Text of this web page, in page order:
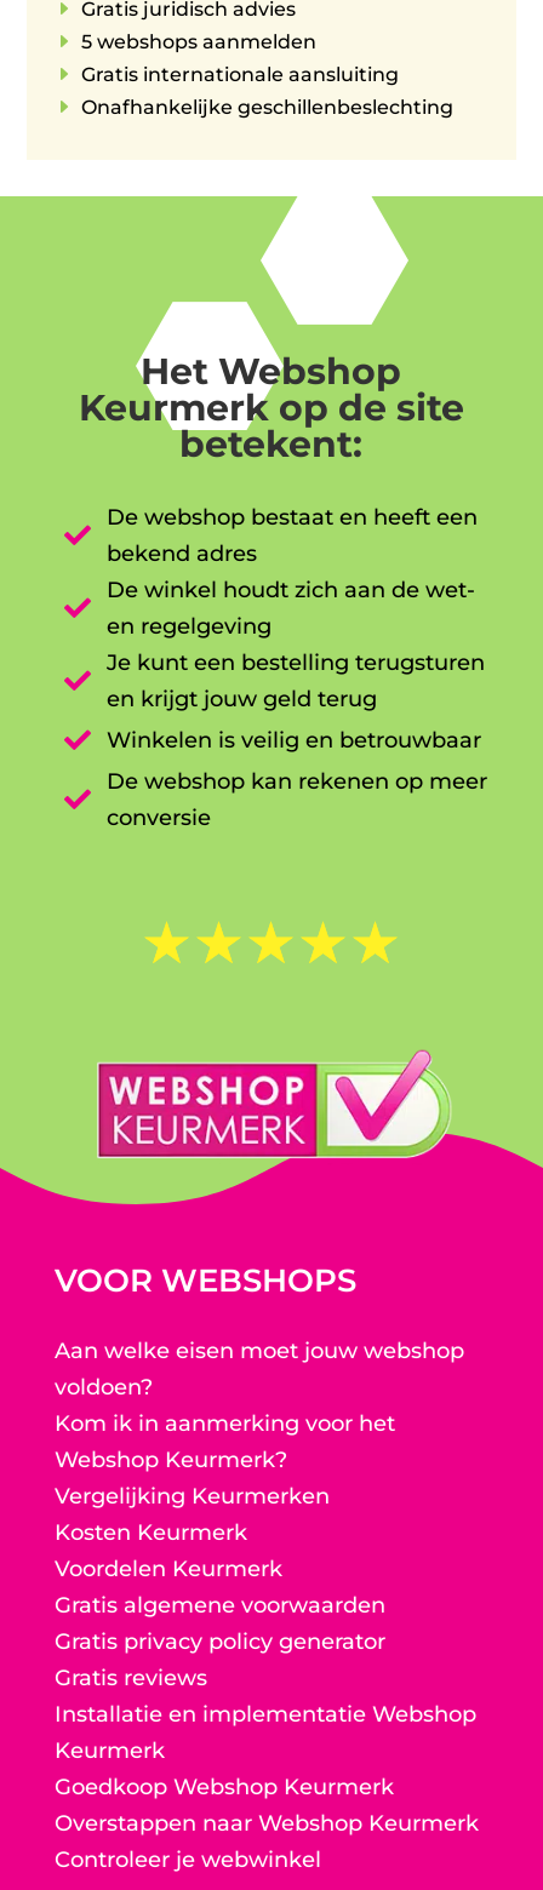
E Gratis juridisch advies
E 5 webshops aanmelden
E Gratis internationale aansluiting
E Onafhankelijke geschillenbeslechting
Het Webshop
Keurmerk op de site
betekent:

De webshop bestaat en heeft een
bekend adres

De winkel houdt zich aan de wet-
en regelgeving

Je kunt een bestelling terugsturen
en krijgt jouw geld terug

Winkelen is veilig en betrouwbaar

De webshop kan rekenen op meer
conversie
☆☆☆☆☆
VOOR WEBSHOPS
Aan welke eisen moet jouw webshop
voldoen?
Kom ik in aanmerking voor het
Webshop Keurmerk?
Vergelijking Keurmerken
Kosten Keurmerk
Voordelen Keurmerk
Gratis algemene voorwaarden
Gratis privacy policy generator
Gratis reviews
Installatie en implementatie Webshop
Keurmerk
Goedkoop Webshop Keurmerk
Overstappen naar Webshop Keurmerk
Controleer je webwinkel